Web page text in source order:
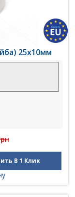
25х10мм
В 1 Клик